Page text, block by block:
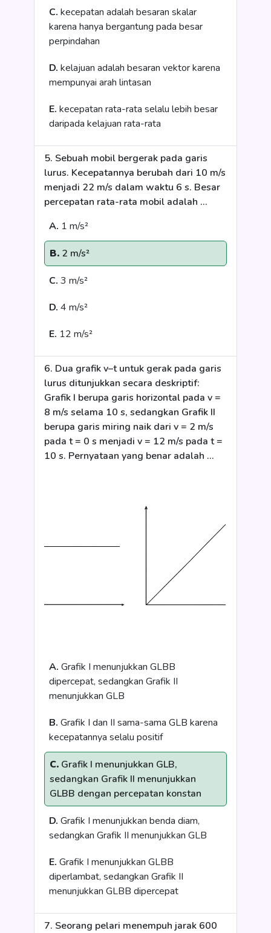
C. kecepatan adalah besaran skalar
karena hanya bergantung pada besar
perpindahan
D. kelajuan adalah besaran vektor karena
mempunyai arah lintasan
E. kecepatan rata-rata selalu lebih besar
daripada kelajuan rata-rata
5. Sebuah mobil bergerak pada garis
lurus. Kecepatannya berubah dari 10 m/s
menjadi 22 m/s dalam waktu 6 s. Besar
percepatan rata-rata mobil adalah …
A. 1 m/s²
B. 2 m/s²
C. 3 m/s²
D. 4 m/s²
E. 12 m/s²
6. Dua grafik v–t untuk gerak pada garis
lurus ditunjukkan secara deskriptif:
Grafik I berupa garis horizontal pada v =
8 m/s selama 10 s, sedangkan Grafik II
berupa garis miring naik dari v = 2 m/s
pada t = 0 s menjadi v = 12 m/s pada t =
10 s. Pernyataan yang benar adalah …
A. Grafik I menunjukkan GLBB
dipercepat, sedangkan Grafik II
menunjukkan GLB
B. Grafik I dan II sama-sama GLB karena
kecepatannya selalu positif
C. Grafik I menunjukkan GLB,
sedangkan Grafik II menunjukkan
GLBB dengan percepatan konstan
D. Grafik I menunjukkan benda diam,
sedangkan Grafik II menunjukkan GLB
E. Grafik I menunjukkan GLBB
diperlambat, sedangkan Grafik II
menunjukkan GLBB dipercepat
7. Seorang pelari menempuh jarak 600